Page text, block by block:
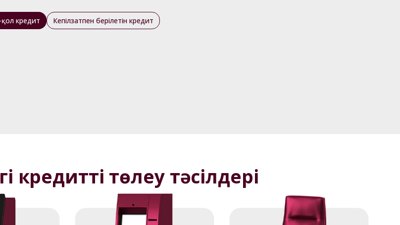
қол кредит Кепілзатпен берілетін кредит
кредитті төлеу тәсілдері